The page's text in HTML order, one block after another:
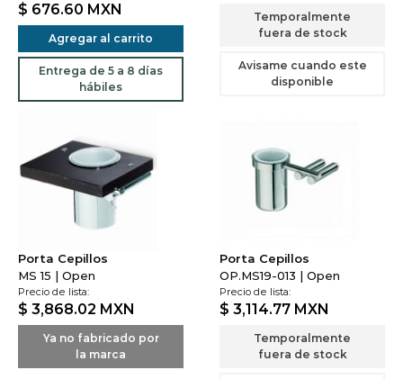
$ 676.60 MXN
Agregar al carrito
Entrega de 5 a 8 días
hábiles
Temporalmente
fuera de stock
Avisame cuando este
disponible
Porta Cepillos
MS 15 | Open
Precio de lista:
$ 3,868.02 MXN
Ya no fabricado por
la marca
Porta Cepillos
OP.MS19-013 | Open
Precio de lista:
$ 3,114.77 MXN
Temporalmente
fuera de stock